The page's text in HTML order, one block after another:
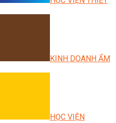
KINH DOANH ẨM
HỌC VIỆN